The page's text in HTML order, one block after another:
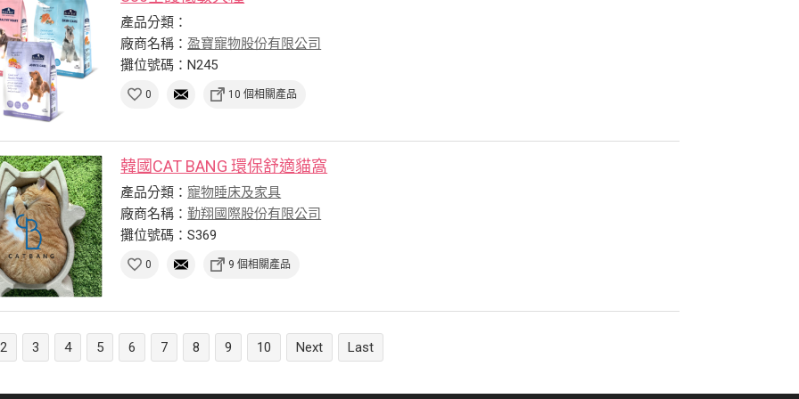
產品分類：
廠商名稱：盈寶寵物股份有限公司
攤位號碼：N245
0 10 個相關產品
韓國CAT BANG 環保舒適貓窩
產品分類：寵物睡床及家具
廠商名稱：勤翔國際股份有限公司
攤位號碼：S369
0 9 個相關產品
2 3 4 5 6 7 8 9 10 Next Last